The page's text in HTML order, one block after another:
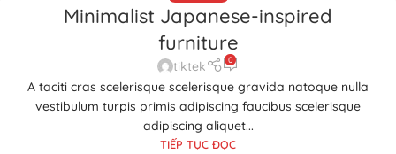
Minimalist Japanese-inspired
furniture
tiktek 0
A taciti cras scelerisque scelerisque gravida natoque nulla
vestibulum turpis primis adipiscing faucibus scelerisque
adipiscing aliquet...
TIẾP TỤC ĐỌC